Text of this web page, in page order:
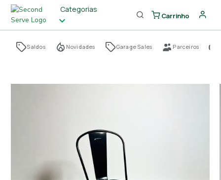
Categorias
Carrinho
Saldos Novidades Garage Sales Parceiros